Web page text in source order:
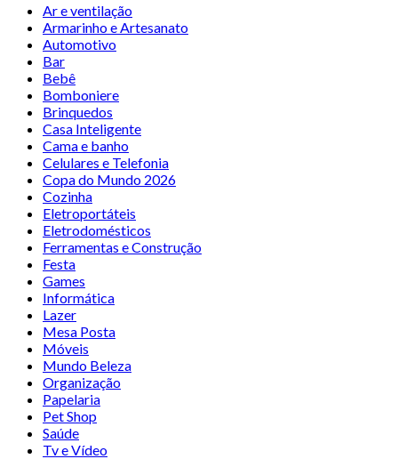
Ar e ventilação
Armarinho e Artesanato
Automotivo
Bar
Bebê
Bomboniere
Brinquedos
Casa Inteligente
Cama e banho
Celulares e Telefonia
Copa do Mundo 2026
Cozinha
Eletroportáteis
Eletrodomésticos
Ferramentas e Construção
Festa
Games
Informática
Lazer
Mesa Posta
Móveis
Mundo Beleza
Organização
Papelaria
Pet Shop
Saúde
Tv e Vídeo